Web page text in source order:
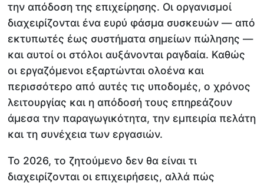
την απόδοση της επιχείρησης. Οι οργανισμοί
διαχειρίζονται ένα ευρύ φάσμα συσκευών — από
εκτυπωτές έως συστήματα σημείων πώλησης —
και αυτοί οι στόλοι αυξάνονται ραγδαία. Καθώς
οι εργαζόμενοι εξαρτώνται ολοένα και
περισσότερο από αυτές τις υποδομές, ο χρόνος
λειτουργίας και η απόδοσή τους επηρεάζουν
άμεσα την παραγωγικότητα, την εμπειρία πελάτη
και τη συνέχεια των εργασιών.
Το 2026, το ζητούμενο δεν θα είναι τι
διαχειρίζονται οι επιχειρήσεις, αλλά πώς